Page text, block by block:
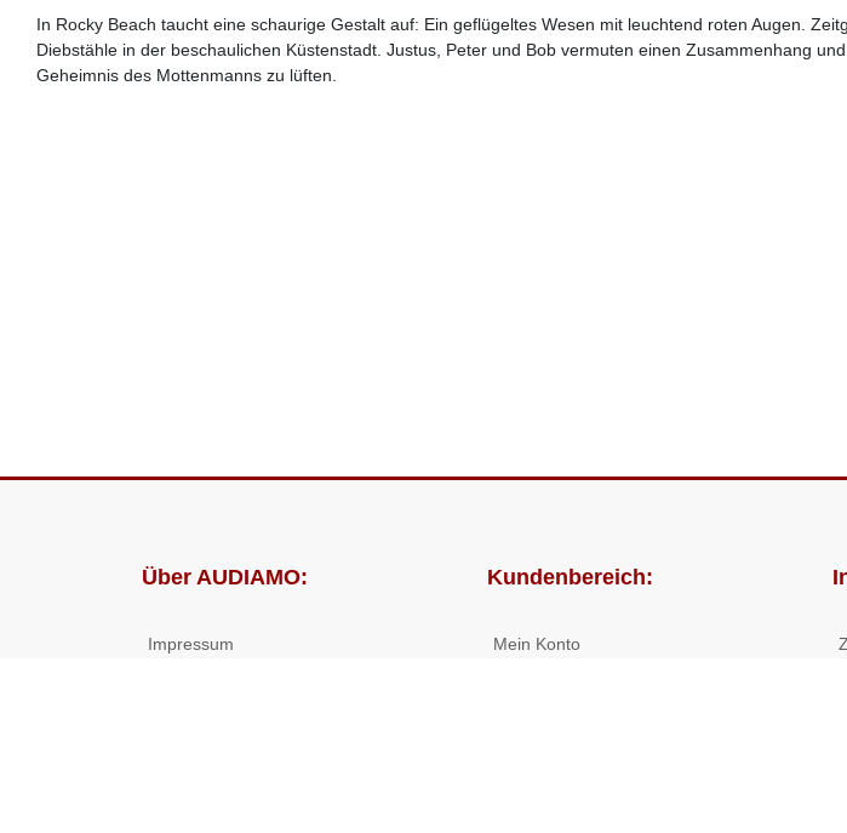
In Rocky Beach taucht eine schaurige Gestalt auf: Ein geflügeltes Wesen mit leuchtend roten Augen.
Diebstähle in der beschaulichen Küstenstadt. Justus, Peter und Bob vermuten einen Zusammenhang
Geheimnis des Mottenmanns zu lüften.
Über AUDIAMO:
Impressum
Kundenbereich:
Mein Konto